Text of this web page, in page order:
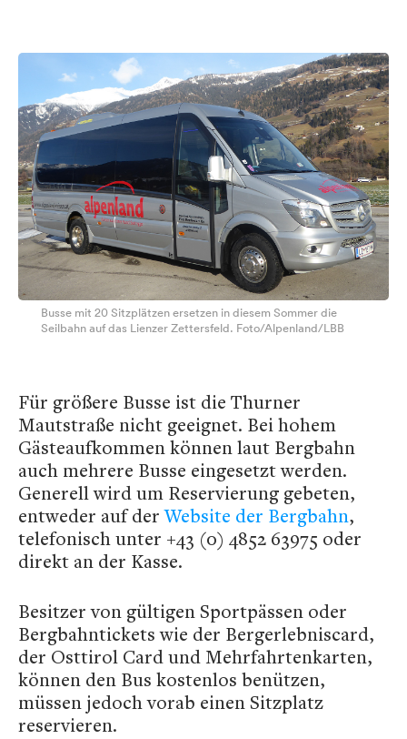
Busse mit 20 Sitzplätzen ersetzen in diesem Sommer die
Seilbahn auf das Lienzer Zettersfeld. Foto/Alpenland/LBB
Für größere Busse ist die Thurner
Mautstraße nicht geeignet. Bei hohem
Gästeaufkommen können laut Bergbahn
auch mehrere Busse eingesetzt werden.
Generell wird um Reservierung gebeten,
entweder auf derWebsite der Bergbahn,
telefonisch unter +43 (0) 4852 63975 oder
direkt an der Kasse.
Besitzer von gültigen Sportpässen oder
Bergbahntickets wie der Bergerlebniscard,
der Osttirol Card und Mehrfahrtenkarten,
können den Bus kostenlos benützen,
müssen jedoch vorab einen Sitzplatz
reservieren.